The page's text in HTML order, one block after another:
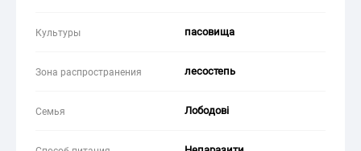
Культуры пасовища
Зона распространения лесостепь
Семья Лободові